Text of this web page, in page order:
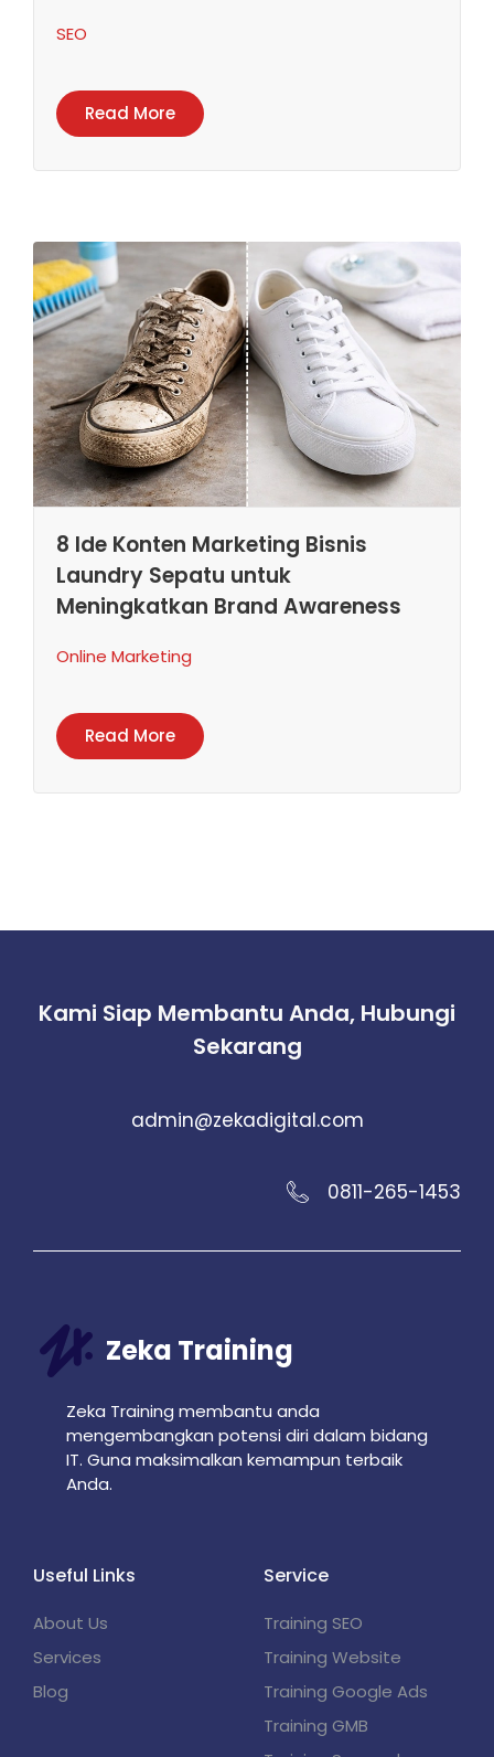
SEO
Read More
8 Ide Konten Marketing Bisnis
Laundry Sepatu untuk
Meningkatkan Brand Awareness
Online Marketing
Read More
Kami Siap Membantu Anda, Hubungi
Sekarang
admin@zekadigital.com
0811-265-1453
Zeka Training
Zeka Training membantu anda
mengembangkan potensi diri dalam bidang
IT. Guna maksimalkan kemampun terbaik
Anda.
Useful Links
About Us
Services
Blog
Service
Training SEO
Training Website
Training Google Ads
Training GMB